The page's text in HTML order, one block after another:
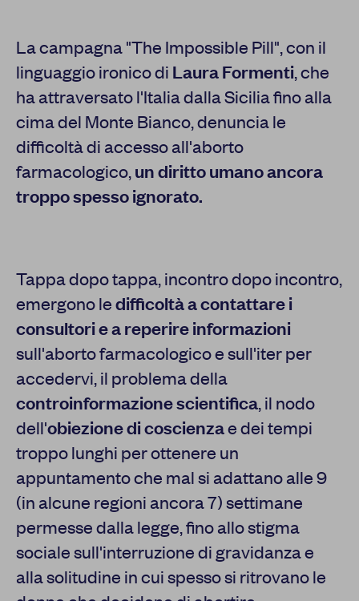
La campagna "The Impossible Pill", con il
linguaggio ironico di Laura Formenti, che
ha attraversato l'Italia dalla Sicilia fino alla
cima del Monte Bianco, denuncia le
difficoltà di accesso all'aborto
farmacologico,un diritto umano ancora
troppo spesso ignorato.
Tappa dopo tappa, incontro dopo incontro,
emergono ledifficoltà a contattare i
consultori e a reperire informazioni
sull'aborto farmacologico e sull'iter per
accedervi, il problema della
controinformazione scientifica, il nodo
dell'obiezione di coscienzae dei tempi
troppo lunghi per ottenere un
appuntamento che mal si adattano alle 9
(in alcune regioni ancora 7) settimane
permesse dalla legge, fino allo stigma
sociale sull'interruzione di gravidanza e
alla solitudine in cui spesso si ritrovano le